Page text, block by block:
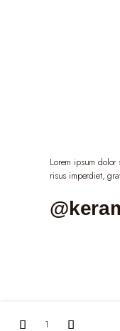
Quartz
Lorem ipsum
risus imperdiet,